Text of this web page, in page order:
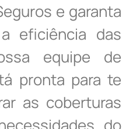
e garanta
eficiência das
equipe de
pronta para te
as coberturas